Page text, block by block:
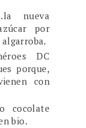
nueva
por
DC
porque,
con
cocolate
bio.